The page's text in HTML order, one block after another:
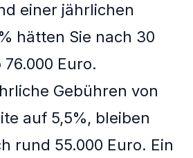
einer jährlichen
hätten Sie nach 30
Euro.
Gebühren von
auf 5,5%, bleiben
rund 55.000 Euro. Ein